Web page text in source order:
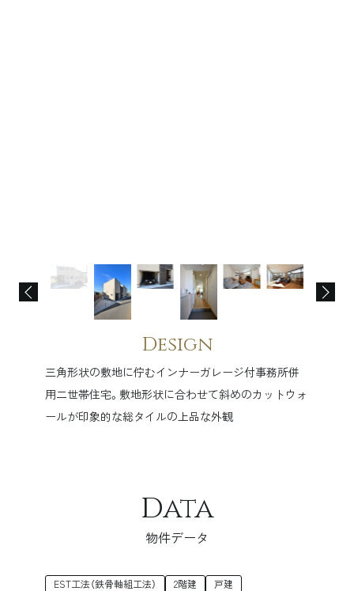
Design
三角形状の敷地に佇むインナーガレージ付事務所併
用二世帯住宅。敷地形状に合わせて斜めのカットウォ
ールが印象的な総タイルの上品な外観
Data
物件データ
EST工法（鉄骨軸組工法） 2階建 戸建